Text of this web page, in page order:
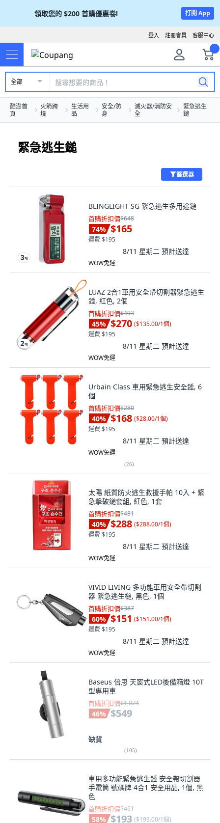
領取您的 $200 首購優惠卷! 打開 App
客服中心
註冊會員
登入
全部
酷澎首
頁
火箭跨
境
生活用
品
安全/防
身
滅火器/消防安
全
緊急逃生
鎚
緊急逃生鎚
篩選器
BLINGLIGHT SG 緊急逃生多用途鎚
首購折扣價$648
74% $165
運費 $195
8/11 星期二 預計送達
WOW免運
LUAZ 2合1車用安全帶切割器緊急逃生
錘, 紅色, 2個
首購折扣價$493
45% $270 ($135.00/1個)
運費 $195
8/11 星期二 預計送達
WOW免運
Urbain Class 車用緊急逃生安全錘, 6
個
首購折扣價$280
40% $168 ($28.00/1個)
運費 $195
8/11 星期二 預計送達
WOW免運
(26)
太陽 紙質防火逃生救援手帕 10入 + 緊
急擊破鎚套組, 紅色, 1套
首購折扣價$481
40% $288 ($288.00/1個)
運費 $195
8/11 星期二 預計送達
WOW免運
VIVID LIVING 多功能車用安全帶切割
器 緊急逃生槌, 黑色, 1個
首購折扣價$387
60% $151 ($151.00/1個)
運費 $195
8/11 星期二 預計送達
WOW免運
Baseus 倍思 天窗式LED後備箱燈 10T
型專用車
首購折扣價$1,024
46% $549
缺貨
(105)
車用多功能緊急逃生錘 安全帶切割器
手電筒 號碼牌 4合1 安全用品, 1個, 黑
色
首購折扣價$461
58% $193 ($193.00/1個)